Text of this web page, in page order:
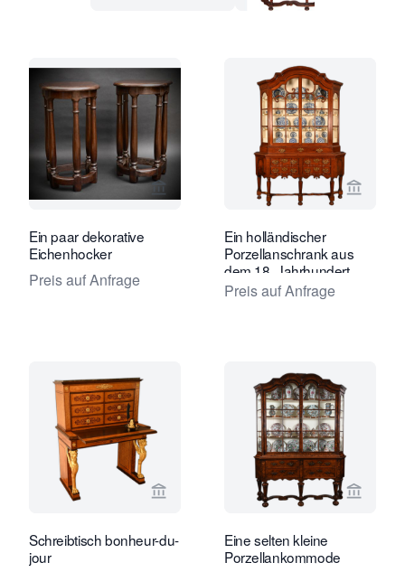
Verkaeuferseite von Limburg
Ein paar dekorative
Eichenhocker
Preis auf Anfrage
Ein holländischer
Porzellanschrank aus
dem 18. Jahrhundert
Preis auf Anfrage
Verkaeuferseite von Limburg
Schreibtisch bonheur-du-
jour
Eine selten kleine
Porzellankommode